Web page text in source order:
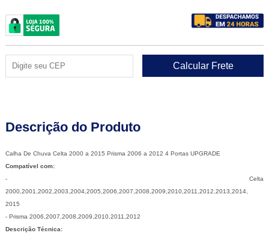
Descrição do Produto
Calha De Chuva Celta 2000 a 2015 Prisma 2006 a 2012 4 Portas UPGRADE
Compatível com:
- Celta
2000,2001,2002,2003,2004,2005,2006,2007,2008,2009,2010,2011,2012,2013,2014,
2015
- Prisma 2006,2007,2008,2009,2010,2011,2012
Descrição Técnica: